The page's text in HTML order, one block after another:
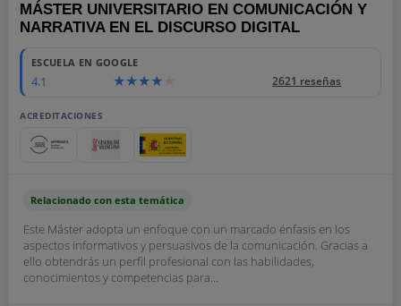
MÁSTER UNIVERSITARIO EN COMUNICACIÓN Y
NARRATIVA EN EL DISCURSO DIGITAL
ESCUELA EN GOOGLE
4.1 2621 reseñas
ACREDITACIONES
Relacionado con esta temática
Este Máster adopta un enfoque con un marcado énfasis en los
aspectos informativos y persuasivos de la comunicación. Gracias a
ello obtendrás un perfil profesional con las habilidades,
conocimientos y competencias para...